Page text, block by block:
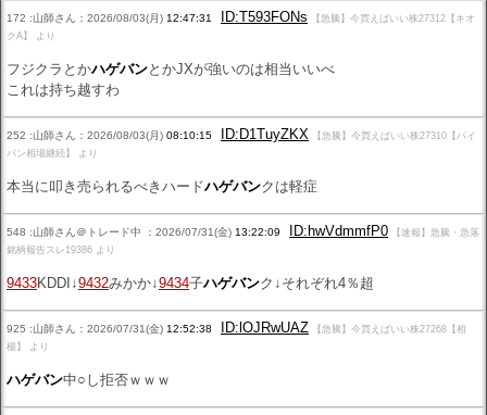
172 :山師さん：2026/08/03(月) 12:47:31 ID:T593FONs
【急騰】今買えばいい株27312【キオ
クA】 より
フジクラとかハゲバンとかJXが強いのは相当いいべ
これは持ち越すわ
252 :山師さん：2026/08/03(月) 08:10:15 ID:D1TuyZKX
【急騰】今買えばいい株27310【パイ
パン相場継続】 より
本当に叩き売られるべきハードハゲバンクは軽症
548 :山師さん＠トレード中 ：2026/07/31(金) 13:22:09 ID:hwVdmmfP0
【速報】急騰・急落
銘柄報告スレ19386 より
9433KDDI↓9432みかか↓9434子ハゲバンク↓それぞれ4％超
925 :山師さん：2026/07/31(金) 12:52:38 ID:lOJRwUAZ
【急騰】今買えばいい株27268【相
楊】 より
ハゲバン中○し拒否ｗｗｗ